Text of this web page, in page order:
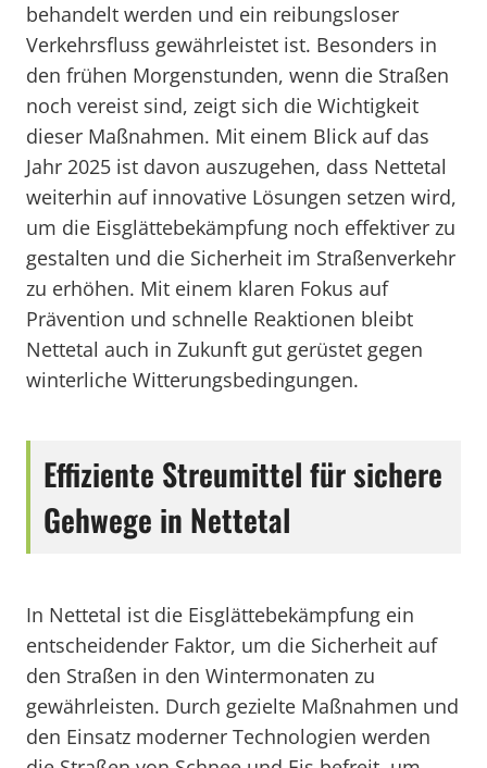
behandelt werden und ein reibungsloser
Verkehrsfluss gewährleistet ist. Besonders in
den frühen Morgenstunden, wenn die Straßen
noch vereist sind, zeigt sich die Wichtigkeit
dieser Maßnahmen. Mit einem Blick auf das
Jahr 2025 ist davon auszugehen, dass Nettetal
weiterhin auf innovative Lösungen setzen wird,
um die Eisglättebekämpfung noch effektiver zu
gestalten und die Sicherheit im Straßenverkehr
zu erhöhen. Mit einem klaren Fokus auf
Prävention und schnelle Reaktionen bleibt
Nettetal auch in Zukunft gut gerüstet gegen
winterliche Witterungsbedingungen.
Effiziente Streumittel für sichere
Gehwege in Nettetal
In Nettetal ist die Eisglättebekämpfung ein
entscheidender Faktor, um die Sicherheit auf
den Straßen in den Wintermonaten zu
gewährleisten. Durch gezielte Maßnahmen und
den Einsatz moderner Technologien werden